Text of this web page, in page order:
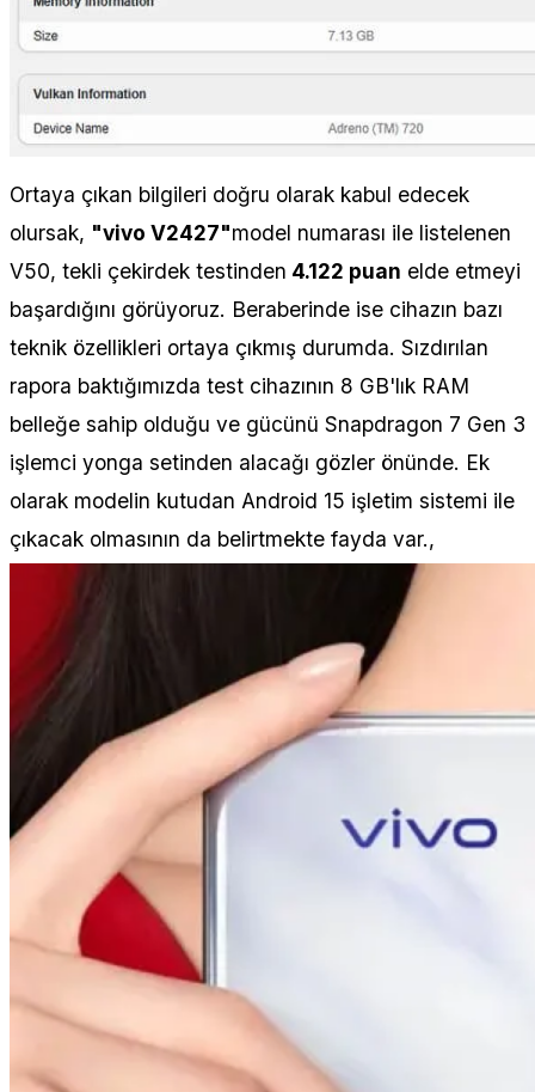
Ortaya çıkan bilgileri doğru olarak kabul edecek
olursak, "vivo V2427"model numarası ile listelenen
V50, tekli çekirdek testinden 4.122 puan elde etmeyi
başardığını görüyoruz. Beraberinde ise cihazın bazı
teknik özellikleri ortaya çıkmış durumda. Sızdırılan
rapora baktığımızda test cihazının 8 GB'lık RAM
belleğe sahip olduğu ve gücünü Snapdragon 7 Gen 3
işlemci yonga setinden alacağı gözler önünde. Ek
olarak modelin kutudan Android 15 işletim sistemi ile
çıkacak olmasının da belirtmekte fayda var.,